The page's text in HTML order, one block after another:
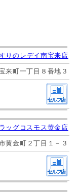
りのレデイ南宝来店
来町一丁目８番地３
ッグコスモス黄金店
黄金町２丁目１－３